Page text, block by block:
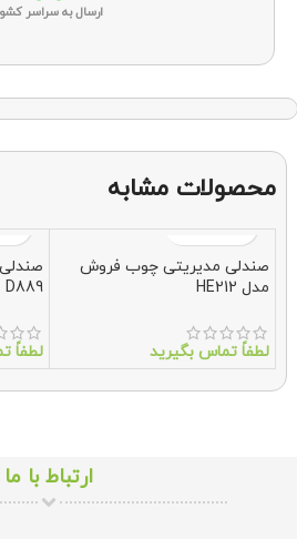
ارسال به سراسر
محصولات مشابه
صندلی مدیریتی چوب فروش
مدل HE212
لطفاً تماس بگیرید
D889
لطفاً
ارتباط با ما